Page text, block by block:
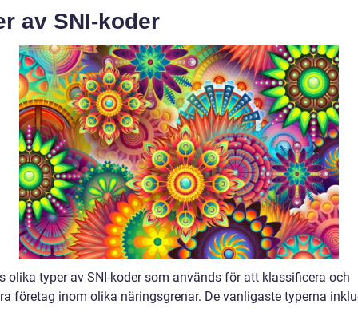
av SNI-koder
olika typer av SNI-koder som används för att klassificera och
företag inom olika näringsgrenar. De vanligaste typerna